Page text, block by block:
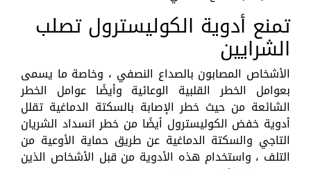
تمنع أدوية الكوليسترول تصلب
الشرايين
الأشخاص المصابون بالصداع النصفي ، وخاصة ما يسمى
بعوامل الخطر القلبية الوعائية وأيضًا عوامل الخطر
الشائعة من حيث خطر الإصابة بالسكتة الدماغية تقلل
أدوية خفض الكوليسترول أيضًا من خطر انسداد الشريان
التاجي والسكتة الدماغية عن طريق حماية الأوعية من
التلف ، واستخدام هذه الأدوية من قبل الأشخاص الذين